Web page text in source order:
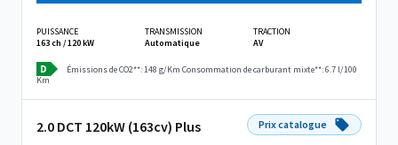
PUISSANCE
163 ch / 120 kW
TRANSMISSION
Automatique
TRACTION
AV
D Émissions de CO2**: 148 g/Km Consommation de carburant mixte**: 6.7 l/100
Km
2.0 DCT 120kW (163cv) Plus Prix catalogue